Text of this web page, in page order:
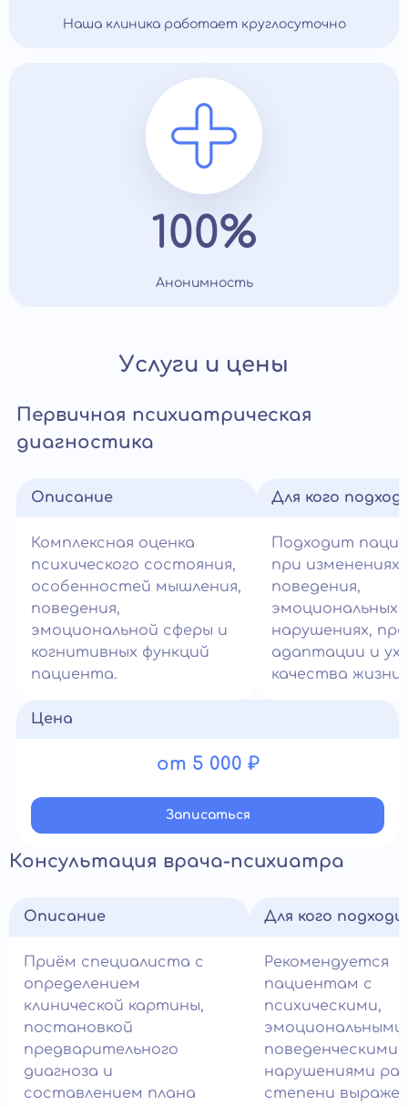
Наша клиника работает круглосуточно
100%
Анонимность
Услуги и цены
Первичная психиатрическая
диагностика
Описание
Комплексная оценка
психического состояния,
особенностей мышления,
поведения,
эмоциональной сферы и
когнитивных функций
пациента.
Для кого
Подходит
при изменениях
поведения,
эмоциональных
нарушениях,
адаптации и
качества жизни.
Цена
от 5 000 ₽
Записатьcя
Консультация врача-психиатра
Описание
Приём специалиста с
определением
клинической картины,
постановкой
предварительного
диагноза и
составлением плана
Для кого
Рекомендуется
пациентам с
психическими,
эмоциональными
поведенческими
нарушениями
степени